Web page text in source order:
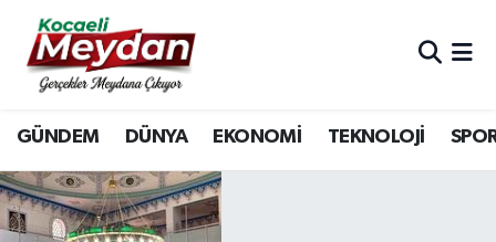
GÜNDEM DÜNYA EKONOMİ TEKNOLOJİ
Nöbetçi Eczaneler
Hava Durumu
Trafik Durumu